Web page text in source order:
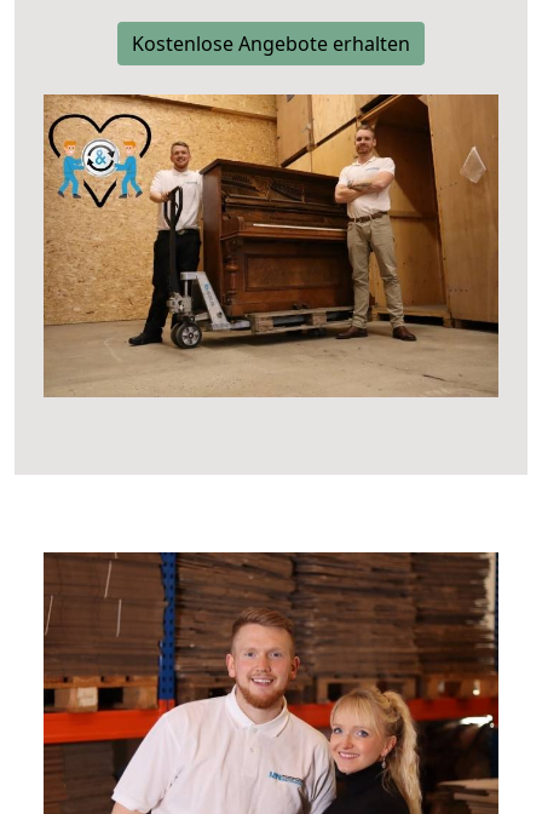
Kostenlose Angebote erhalten